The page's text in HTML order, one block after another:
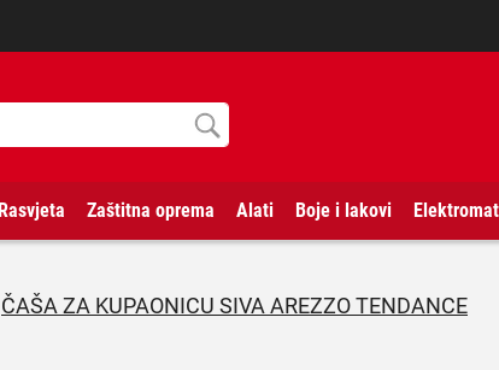
Rasvjeta Zaštitna oprema Alati Boje i lakovi
ČAŠA ZA KUPAONICU SIVA AREZZO TENDANCE